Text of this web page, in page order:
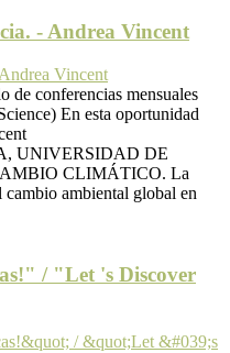
- Andrea Vincent
de conferencias mensuales
En esta oportunidad
UNIVERSIDAD DE
CLIMÁTICO. La
cambio ambiental global en
/ "Let 's Discover